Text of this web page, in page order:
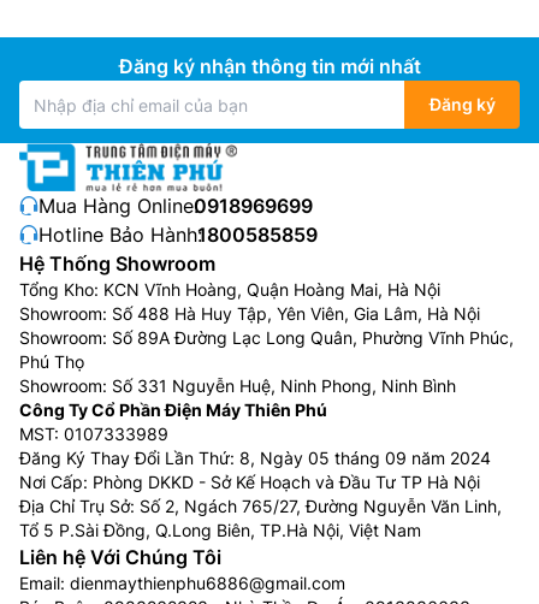
Đăng ký nhận thông tin mới nhất
Đăng ký
Mua Hàng Online:0918969699
Hotline Bảo Hành:1800585859
Hệ Thống Showroom
Tổng Kho: KCN Vĩnh Hoàng, Quận Hoàng Mai, Hà Nội
Showroom: Số 488 Hà Huy Tập, Yên Viên, Gia Lâm, Hà Nội
Showroom: Số 89A Đường Lạc Long Quân, Phường Vĩnh Phúc,
Phú Thọ
Showroom: Số 331 Nguyễn Huệ, Ninh Phong, Ninh Bình
Công Ty Cổ Phần Điện Máy Thiên Phú
MST: 0107333989
Đăng Ký Thay Đổi Lần Thứ: 8, Ngày 05 tháng 09 năm 2024
Nơi Cấp: Phòng DKKD - Sở Kế Hoạch và Đầu Tư TP Hà Nội
Địa Chỉ Trụ Sở: Số 2, Ngách 765/27, Đường Nguyễn Văn Linh,
Tổ 5 P.Sài Đồng, Q.Long Biên, TP.Hà Nội, Việt Nam
Liên hệ Với Chúng Tôi
Email: dienmaythienphu6886@gmail.com